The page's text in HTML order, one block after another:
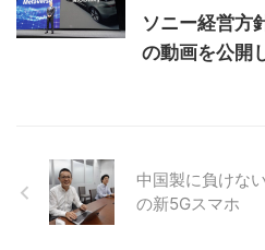
ソニー経営
の動画を公開
中国製に負けな
の新5Gスマホ